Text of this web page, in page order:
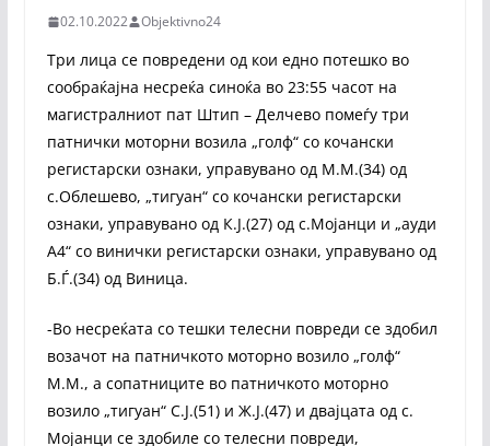
02.10.2022 Objektivno24
Три лица се повредени од кои едно потешко во
сообраќајна несреќа синоќа во 23:55 часот на
магистралниот пат Штип – Делчево помеѓу три
патнички моторни возила „голф“ со кочански
регистарски ознаки, управувано од М.М.(34) од
с.Облешево, „тигуан“ со кочански регистарски
ознаки, управувано од К.Ј.(27) од с.Мојанци и „ауди
А4“ со винички регистарски ознаки, управувано од
Б.Ѓ.(34) од Виница.
-Во несреќата со тешки телесни повреди се здобил
возачот на патничкото моторно возило „голф“
М.М., а сопатниците во патничкото моторно
возило „тигуан“ С.Ј.(51) и Ж.Ј.(47) и двајцата од с.
Мојанци се здобиле со телесни повреди,